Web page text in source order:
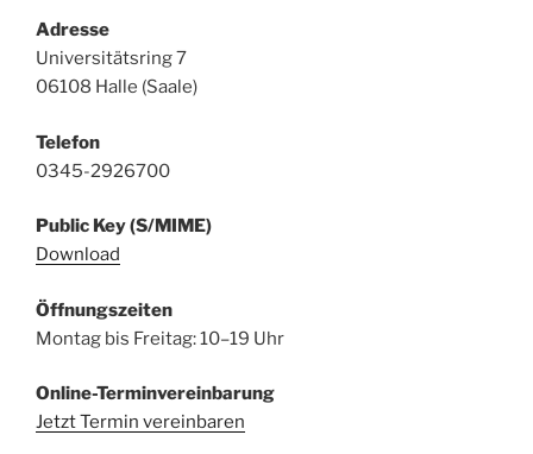
Adresse
Universitätsring 7
06108 Halle (Saale)
Telefon
0345-2926700
Public Key (S/MIME)
Download
Öffnungszeiten
Montag bis Freitag: 10–19 Uhr
Online-Terminvereinbarung
Jetzt Termin vereinbaren